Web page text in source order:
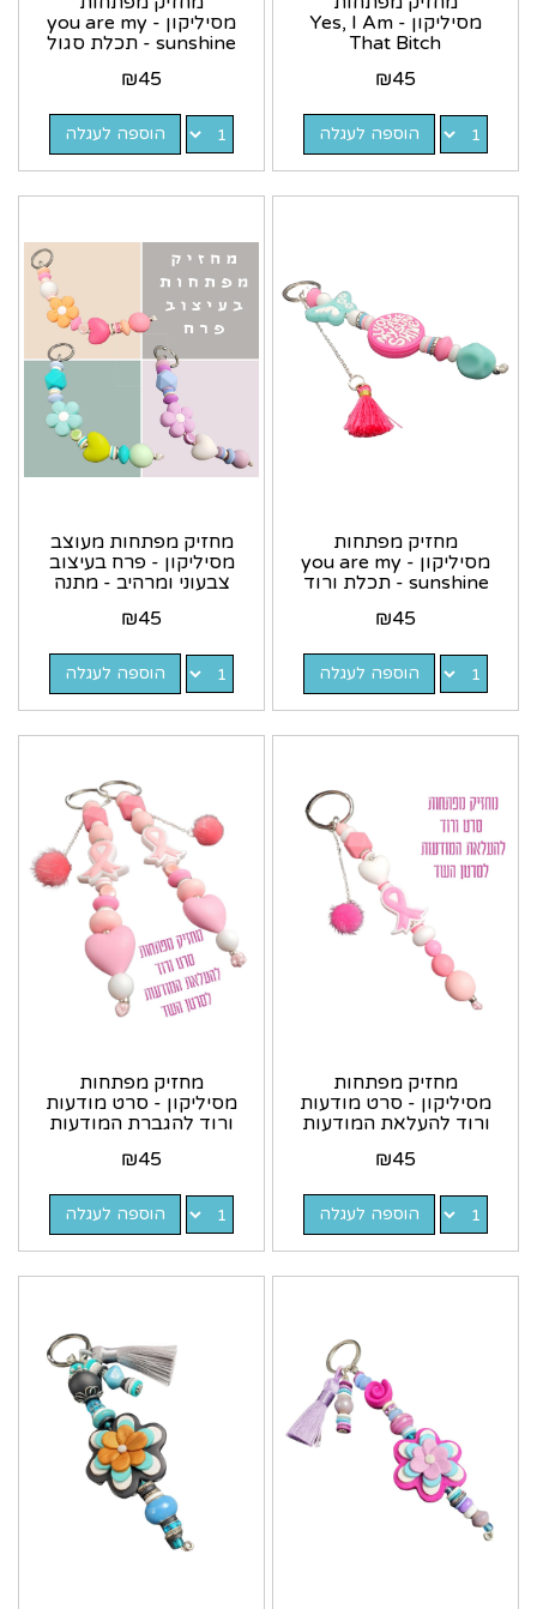
מסיליקון - Yes, I Am
That Bitch
₪45
הוספה לעגלה
מסיליקון - you are my
sunshine - תכלת סגול
₪45
הוספה לעגלה
מחזיק מפתחות
מסיליקון - you are my
sunshine - תכלת ורוד
₪45
הוספה לעגלה
מחזיק מפתחות מעוצב
מסיליקון - פרח בעיצוב
צבעוני ומרהיב - מתנה
₪45
הוספה לעגלה
מחזיק מפתחות
מסיליקון - סרט מודעות
ורוד להעלאת המודעות
₪45
הוספה לעגלה
מחזיק מפתחות
מסיליקון - סרט מודעות
ורוד להגברת המודעות
₪45
הוספה לעגלה